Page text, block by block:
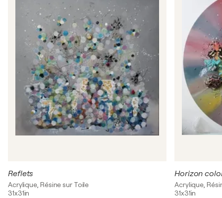
Reflets
Acrylique, Résine sur Toile
31x31in
Horizon
Acrylique,
31x31in